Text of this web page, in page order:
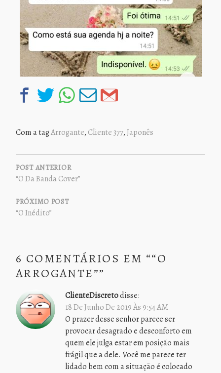
Com a tagArrogante, Cliente 377,Japonês
NAVEGAÇÃO
DE
POST
POST ANTERIOR
“O Da Banda Cover”
PRÓXIMO POST
“O Inédito”
6 COMENTÁRIOS EM ““O
ARROGANTE””
ClienteDiscretodisse:
18 De Junho De 2019 Às 9:54 AM
O prazer desse senhor parece ser
provocar desagrado e desconforto em
quem ele julga estar em posição mais
frágil que a dele. Você me parece ter
lidado bem com a situação é colocado